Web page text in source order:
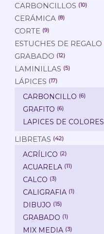
CARBONCILLOS (10)
CERÁMICA (8)
CORTE (9)
ESTUCHES DE REGALO
GRABADO (12)
LAMINILLAS (5)
LÁPICES (17)
CARBONCILLO (6)
GRAFITO (6)
LAPICES DE COLORES
LIBRETAS (42)
ACRÍLICO (2)
ACUARELA (11)
CALCO (3)
CALIGRAFIA (1)
DIBUJO (15)
GRABADO (1)
MIX MEDIA (3)